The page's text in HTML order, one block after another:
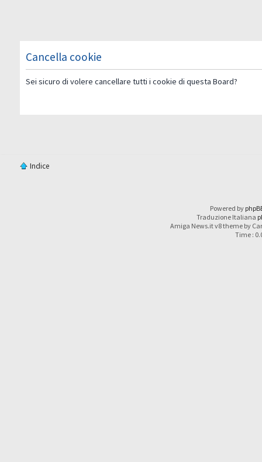
Cancella cookie
Sei sicuro di volere cancellare tutti i cookie di questa Board?
Indice
Powered by
Traduzione Italiana
Amiga News.it v8 theme by
Time :